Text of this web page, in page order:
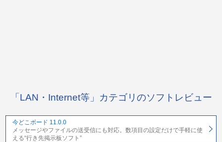
「LAN・Internet等」カテゴリのソフトレビュー
今どこボード 11.0.0
メッセージやファイルの送受信にも対応。数項目の設定だけで手軽に使
える“行き先掲示板ソフト”